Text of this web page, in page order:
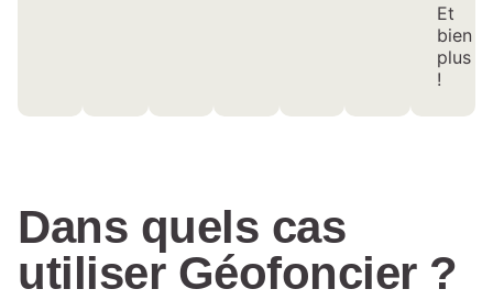
Et
bien
plus
!
Dans quels cas
utiliser Géofoncier ?